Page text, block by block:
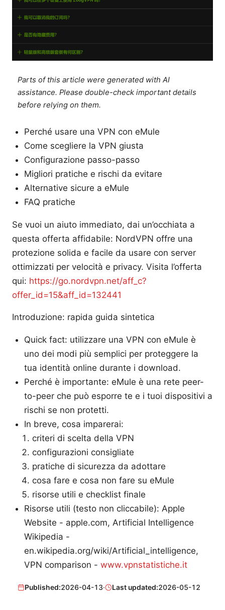
Parts of this article were generated with AI
assistance. Please double-check important details
before relying on them.
Perché usare una VPN con eMule
Come scegliere la VPN giusta
Configurazione passo-passo
Migliori pratiche e rischi da evitare
Alternative sicure a eMule
FAQ pratiche
Se vuoi un aiuto immediato, dai un’occhiata a
questa offerta affidabile: NordVPN offre una
protezione solida e facile da usare con server
ottimizzati per velocità e privacy. Visita l’offerta
qui: https://go.nordvpn.net/aff_c?
offer_id=15&aff_id=132441
Introduzione: rapida guida sintetica
Quick fact: utilizzare una VPN con eMule è
uno dei modi più semplici per proteggere la
tua identità online durante i download.
Perché è importante: eMule è una rete peer-
to-peer che può esporre te e i tuoi dispositivi a
rischi se non protetti.
In breve, cosa imparerai:
criteri di scelta della VPN
configurazioni consigliate
pratiche di sicurezza da adottare
cosa fare e cosa non fare su eMule
risorse utili e checklist finale
Risorse utili (testo non cliccabile): Apple
Website - apple.com, Artificial Intelligence
Wikipedia -
en.wikipedia.org/wiki/Artificial_intelligence,
VPN comparison - www.vpnstatistiche.it
Published:2026-04-13· Last updated:2026-05-12